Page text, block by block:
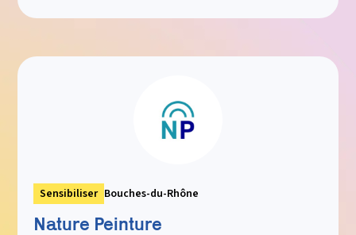
Sensibiliser Bouches-du-Rhône
Nature Peinture